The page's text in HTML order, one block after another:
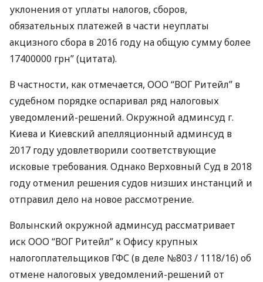
уклонения от уплаты налогов, сборов,
обязательных платежей в части неуплаты
акцизного сбора в 2016 году на общую сумму более
17400000 грн” (цитата).
В частности, как отмечается, ООО “ВОГ Ритейл” в
судебном порядке оспаривал ряд налоговых
уведомлений-решений. Окружной админсуд г.
Киева и Киевский апелляционный админсуд в
2017 году удовлетворили соответствующие
исковые требования. Однако Верховный Суд в 2018
году отменил решения судов низших инстанций и
отправил дело на новое рассмотрение.
Волынский окружной админсуд рассматривает
искООО “ВОГ Ритейл” к Офису крупных
налогоплательщиков ГФС(в деле №803 / 1118/16) об
отмене налоговых уведомлений-решений от